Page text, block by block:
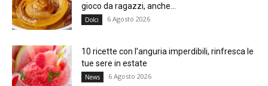
gioco da ragazzi, anche...
Dolci 6 Agosto 2026
10 ricette con l’anguria imperdibili, rinfresca le
tue sere in estate
News 6 Agosto 2026